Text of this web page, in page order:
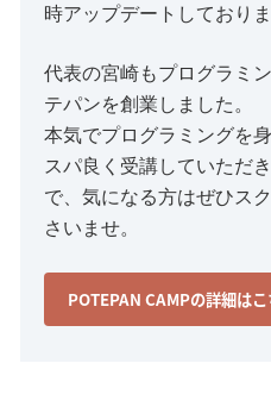
時アップデートしておりま
代表の宮崎もプログラミ
テパンを創業しました。
本気でプログラミングを
スパ良く受講していただ
で、気になる方はぜひス
さいませ。
POTEPAN CAMPの詳細はこ